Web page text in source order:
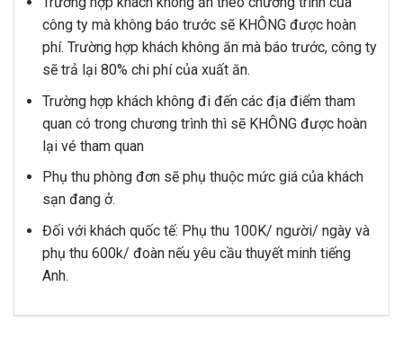
công ty mà không báo trước sẽ KHÔNG được hoàn
phí. Trường hợp khách không ăn mà báo trước, công ty
sẽ trả lại 80% chi phí của xuất ăn.
Trường hợp khách không đi đến các địa điểm tham
quan có trong chương trình thì sẽ KHÔNG được hoàn
lại vé tham quan
Phụ thu phòng đơn sẽ phụ thuộc mức giá của khách
sạn đang ở.
Đối với khách quốc tế: Phụ thu 100K/ người/ ngày và
phụ thu 600k/ đoàn nếu yêu cầu thuyết minh tiếng
Anh.